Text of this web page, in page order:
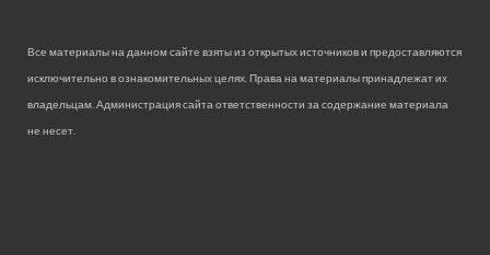
Все материалы на данном сайте взяты из открытых источников и предоставляются
исключительно в ознакомительных целях. Права на материалы принадлежат их
владельцам. Администрация сайта ответственности за содержание материала
не несет.